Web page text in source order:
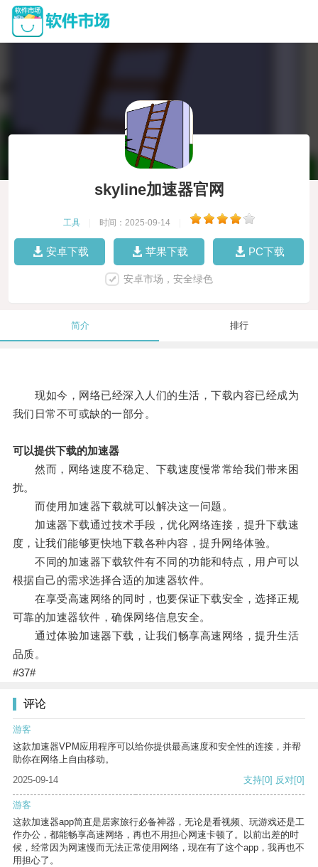
skyline加速器官网
工具 时间：2025-09-14
安卓下载 苹果下载 PC下载
安卓市场，安全绿色
简介 排行
现如今，网络已经深入人们的生活，下载内容已经成为
我们日常不可或缺的一部分。
可以提供下载的加速器
然而，网络速度不稳定、下载速度慢常常给我们带来困
扰。
而使用加速器下载就可以解决这一问题。
加速器下载通过技术手段，优化网络连接，提升下载速
度，让我们能够更快地下载各种内容，提升网络体验。
不同的加速器下载软件有不同的功能和特点，用户可以
根据自己的需求选择合适的加速器软件。
在享受高速网络的同时，也要保证下载安全，选择正规
可靠的加速器软件，确保网络信息安全。
通过体验加速器下载，让我们畅享高速网络，提升生活
品质。
#37#
评论
游客
这款加速器VPM应用程序可以给你提供最高速度和安全性的连接，并帮
助你在网络上自由移动。
2025-09-14
支持[0] 反对[0]
游客
这款加速器app简直是居家旅行必备神器，无论是看视频、玩游戏还是工
作办公，都能畅享高速网络，再也不用担心网速卡顿了。以前出差的时
候，经常因为网速慢而无法正常使用网络，现在有了这个app，我再也不
用担心了。